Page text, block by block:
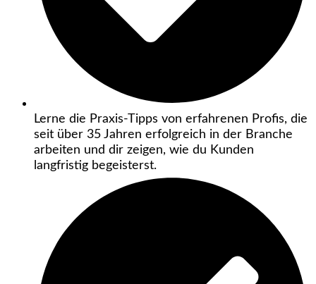
Lerne die Praxis-Tipps von erfahrenen Profis, die
seit über 35 Jahren erfolgreich in der Branche
arbeiten und dir zeigen, wie du Kunden
langfristig begeisterst.